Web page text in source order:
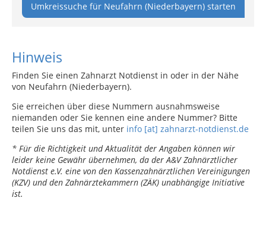
Umkreissuche für Neufahrn (Niederbayern) starten
Hinweis
Finden Sie einen Zahnarzt Notdienst in oder in der Nähe
von Neufahrn (Niederbayern).
Sie erreichen über diese Nummern ausnahmsweise
niemanden oder Sie kennen eine andere Nummer? Bitte
teilen Sie uns das mit, unter info [at] zahnarzt-notdienst.de
* Für die Richtigkeit und Aktualität der Angaben können wir
leider keine Gewähr übernehmen, da der A&V Zahnärztlicher
Notdienst e.V. eine von den Kassenzahnärztlichen Vereinigungen
(KZV) und den Zahnärztekammern (ZÄK) unabhängige Initiative
ist.